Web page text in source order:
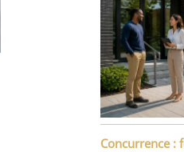
Concurrence :